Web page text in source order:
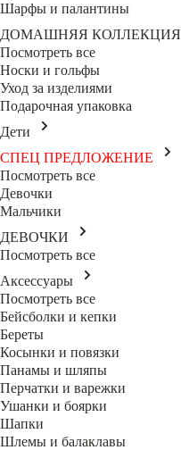
Шарфы и палантины
ДОМАШНЯЯ КОЛЛЕКЦИЯ
Посмотреть все
Носки и гольфы
Уход за изделиями
Подарочная упаковка
Дети
СПЕЦ ПРЕДЛОЖЕНИЕ
Посмотреть все
Девочки
Мальчики
ДЕВОЧКИ
Посмотреть все
Аксессуары
Посмотреть все
Бейсболки и кепки
Береты
Косынки и повязки
Панамы и шляпы
Перчатки и варежки
Ушанки и боярки
Шапки
Шлемы и балаклавы